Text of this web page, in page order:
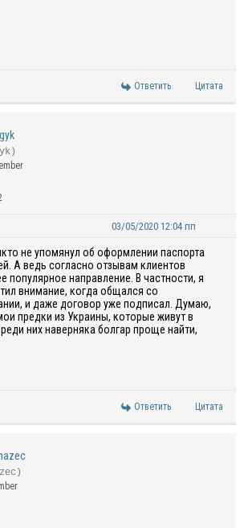
Ответить Цитата
03/05/2020 12:04 пп
не упомянул об оформлении паспорта
А ведь согласно отзывам клиентов
популярное направление. В частности, я
внимание, когда общался со
и даже договор уже подписал. Думаю,
предки из Украины, которые живут в
них наверняка болгар проще найти,
Ответить Цитата